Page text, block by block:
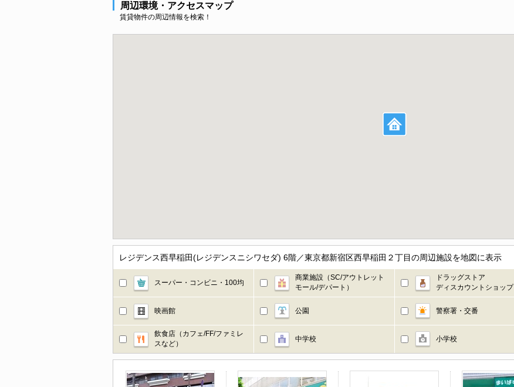
周辺環境・アクセスマップ
賃貸物件の周辺情報を検索！
レジデンス西早稲田(レジデンスニシワセダ) 6階／東京都新宿区西早稲田２丁目の周辺施設を地図に表示
スーパー・コンビニ・100均
商業施設（SC/アウトレット
モール/デパート）
ドラッグストア
ディスカウントショップ
映画館 公園 警察署・交番
飲食店（カフェ/FF/ファミレ
スなど）
中学校 小学校